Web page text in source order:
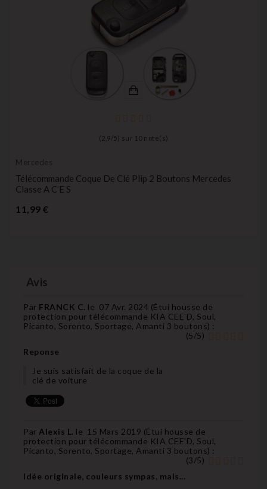
( 2,9 / 5) sur 10note(s)
Mercedes
Télécommande Coque De Clé Plip 2 Boutons Mercedes
Classe A C E S
11,99 €
Avis
Par FRANCK C. le 07 Avr. 2024 (Étui housse de
protection pour télécommande KIA CEE'D, Soul,
Picanto, Sorento, Sportage, Amanti 3 boutons) :
(5/5)
Reponse
Je suis satisfait de la coque de la
clé de voiture
Par Alexis L. le 15 Mars 2019 (Étui housse de
protection pour télécommande KIA CEE'D, Soul,
Picanto, Sorento, Sportage, Amanti 3 boutons) :
(3/5)
Idée originale, couleurs sympas, mais...